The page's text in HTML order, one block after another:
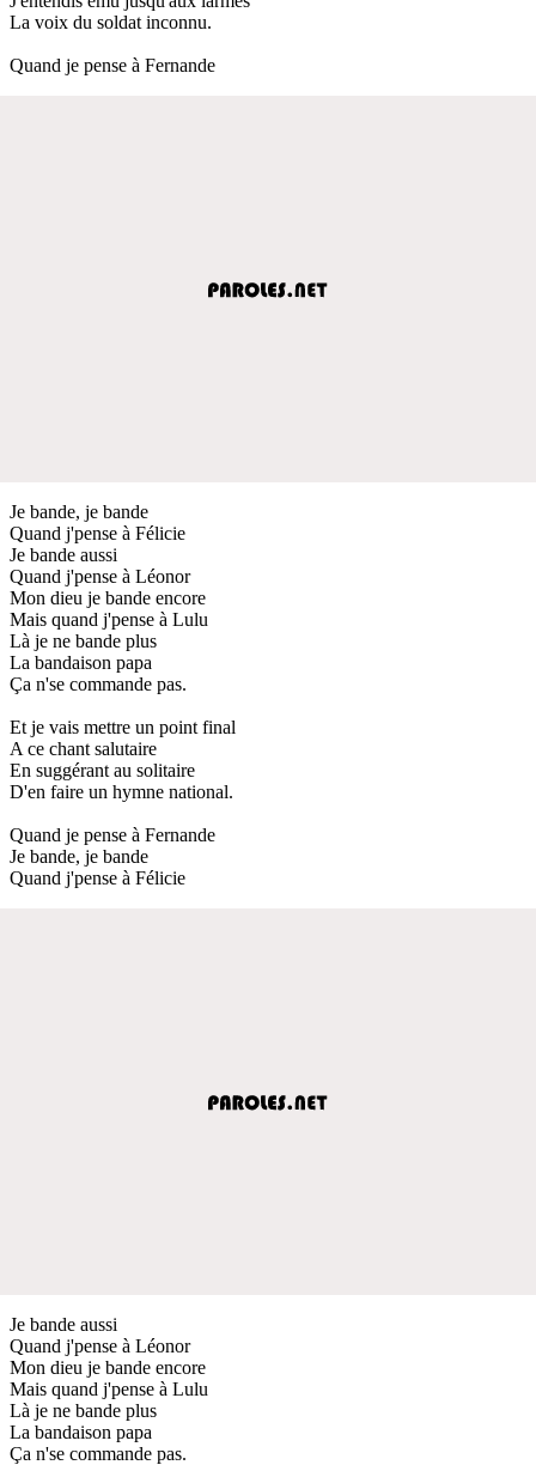
La voix du soldat inconnu.
Quand je pense à Fernande
Je bande, je bande
Quand j'pense à Félicie
Je bande aussi
Quand j'pense à Léonor
Mon dieu je bande encore
Mais quand j'pense à Lulu
Là je ne bande plus
La bandaison papa
Ça n'se commande pas.
Et je vais mettre un point final
A ce chant salutaire
En suggérant au solitaire
D'en faire un hymne national.
Quand je pense à Fernande
Je bande, je bande
Quand j'pense à Félicie
Je bande aussi
Quand j'pense à Léonor
Mon dieu je bande encore
Mais quand j'pense à Lulu
Là je ne bande plus
La bandaison papa
Ça n'se commande pas.